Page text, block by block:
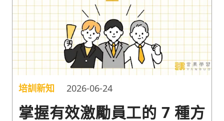
培訓新知 2026-06-24
掌握有效激勵員工的 7 種方